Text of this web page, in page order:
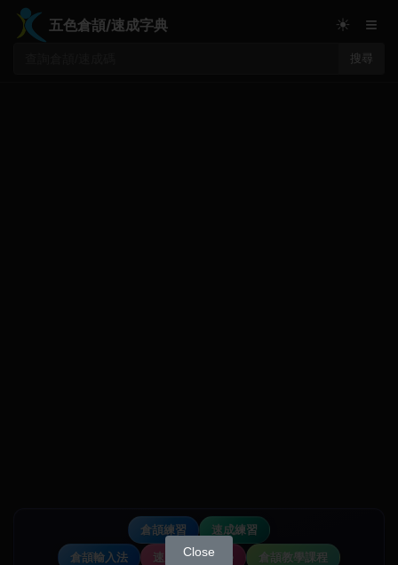
五色倉頡/速成字典
搜尋
☀ ≡
倉頡練習
速成練習
倉頡輸入法
速成輸入法教學
倉頡教學課程
Close